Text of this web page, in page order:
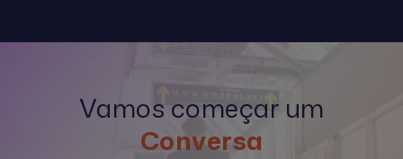
Vamos começar um
Conversa